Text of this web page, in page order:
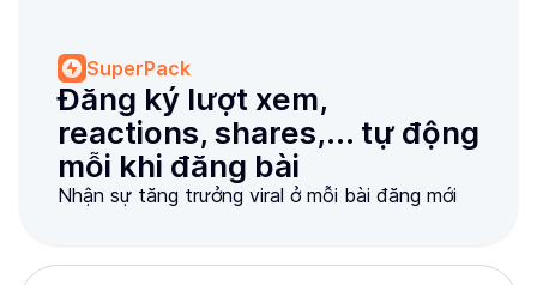
SuperPack
Đăng ký lượt xem,
reactions, shares,... tự động
mỗi khi đăng bài
Nhận sự tăng trưởng viral ở mỗi bài đăng mới